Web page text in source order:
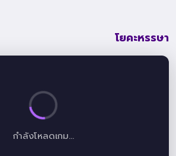
โยคะหรรษา
กำลังโหลดเกม...